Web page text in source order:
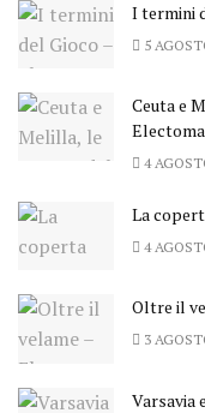
I termini
5
Ceuta e
4
La
4
Oltre il
3
Varsavia